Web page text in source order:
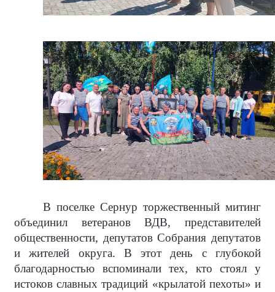
В поселке Сернур торжественный митинг
объединил ветеранов ВДВ, представителей
общественности, депутатов Собрания депутатов
и жителей округа. В этот день с глубокой
благодарностью вспоминали тех, кто стоял у
истоков славных традиций «крылатой пехоты» и